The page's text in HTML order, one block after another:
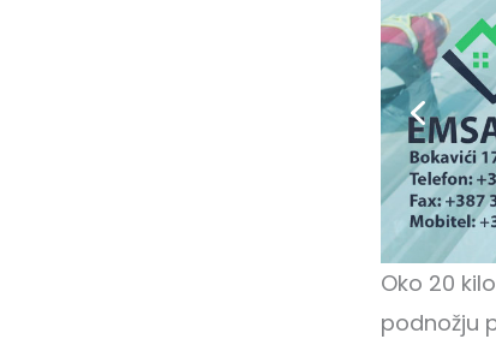
Oko 20
podnožju